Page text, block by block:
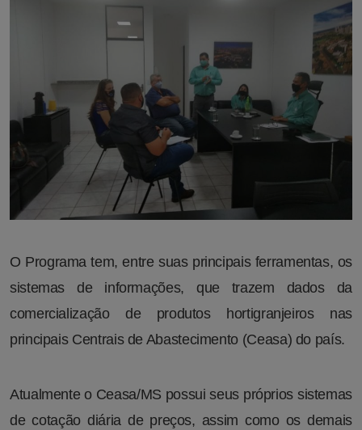
O Programa tem, entre suas principais ferramentas, os
sistemas de informações, que trazem dados da
comercialização de produtos hortigranjeiros nas
principais Centrais de Abastecimento (Ceasa) do país.
Atualmente o Ceasa/MS possui seus próprios sistemas
de cotação diária de preços, assim como os demais